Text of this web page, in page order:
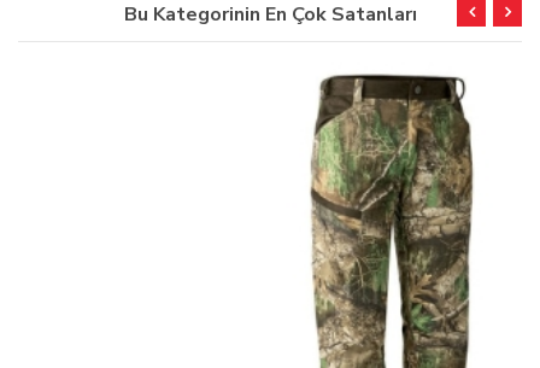
Bu Kategorinin En Çok Satanları